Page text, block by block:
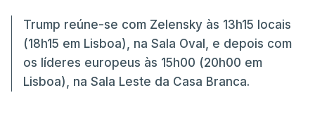
Trump reúne-se com Zelensky às 13h15 locais
(18h15 em Lisboa), na Sala Oval, e depois com
os líderes europeus às 15h00 (20h00 em
Lisboa), na Sala Leste da Casa Branca.